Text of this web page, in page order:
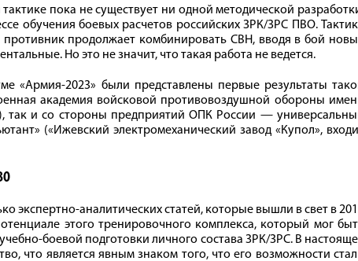
пока не существует ни одной методической
обучения боевых расчетов российских ЗРК/ЗРС ПВО.
противник продолжает комбинировать СВН, вводя в бой
Но это не значит, что такая работа не ведется.
«Армия‑2023» были представлены первые результаты
академия войсковой противовоздушной обороны
так и со стороны предприятий ОПК России —
(«Ижевский электромеханический завод «Купол»,
экспертно-аналитических статей, которые вышли в свет в
этого тренировочного комплекса, который мог
боевой подготовки личного состава ЗРК/ЗРС. В
что является явным знаком того, что его возможности